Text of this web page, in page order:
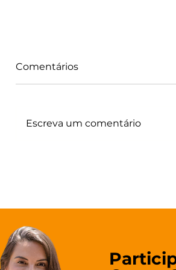
Comentários
Escreva um comentário